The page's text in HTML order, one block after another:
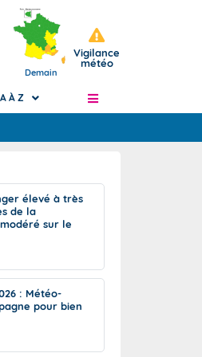
Demain
Vigilance
météo
de J+2 à J+7
intenses à l'échelle
À Z
élevé à très
de la
sur le
: Météo-
pour bien